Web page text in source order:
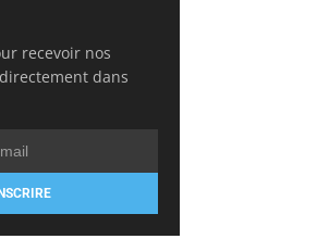
recevoir nos
dans